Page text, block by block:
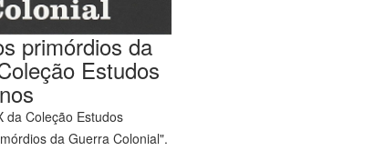
primórdios da
Estudos
da Coleção Estudos
da Guerra Colonial".